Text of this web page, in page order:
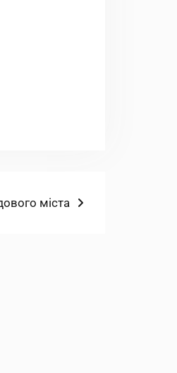
міста